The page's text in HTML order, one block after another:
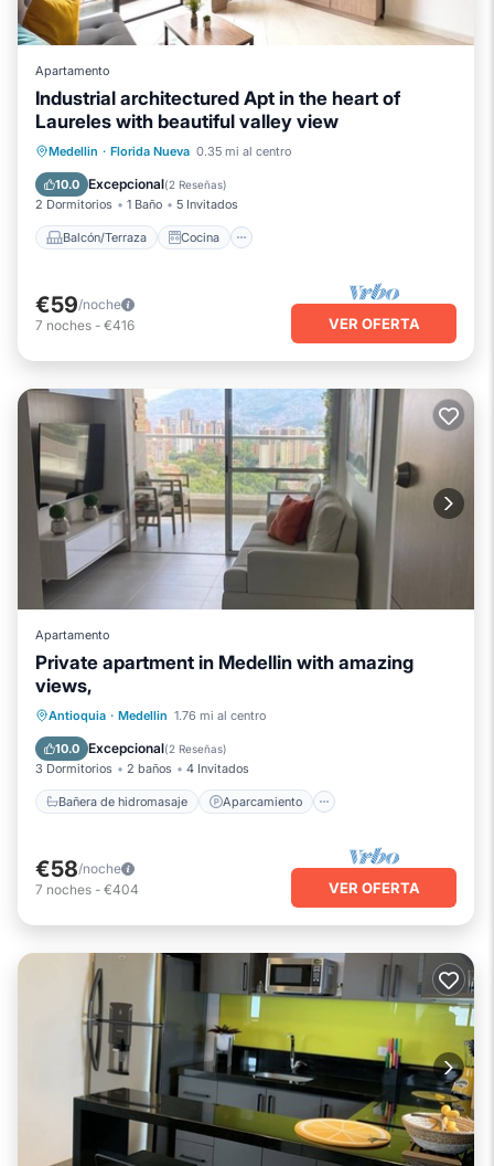
Apartamento
Industrial architectured Apt in the heart of
Laureles with beautiful valley view
Medellin · Florida Nueva 0.35 mi al centro
10.0 Excepcional(2 Reseñas)
2 Dormitorios 1 Baño 5 Invitados
Balcón/Terraza Cocina
Balcón/Terraza Cocina
Se admiten mascotas
€59/noche
7 noches - €416 VER OFERTA
Apartamento
Private apartment in Medellin with amazing
views,
Antioquia · Medellin 1.76 mi al centro
10.0 Excepcional(2 Reseñas)
3 Dormitorios 2 baños 4 Invitados
Bañera de hidromasaje Aparcamiento
Bañera de hidromasaje
Piscina
Balcón/Terraza
€58/noche
7 noches - €404 VER OFERTA